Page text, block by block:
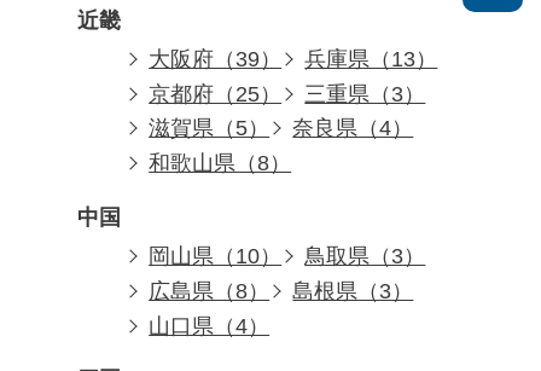
近畿
大阪府（39）
兵庫県（13）
京都府（25）
三重県（3）
滋賀県（5）
奈良県（4）
和歌山県（8）
中国
岡山県（10）
鳥取県（3）
広島県（8）
島根県（3）
山口県（4）